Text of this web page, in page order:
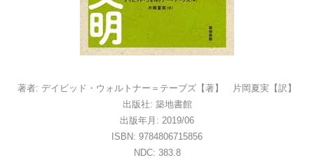
著者: デイビッド・ウォルトナー＝テーブズ【著】 片岡夏実【訳】
出版社: 築地書館
出版年月: 2019/06
ISBN: 9784806715856
NDC: 383.8